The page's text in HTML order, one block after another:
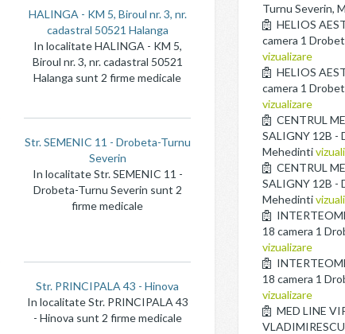
HALINGA - KM 5, Biroul nr. 3, nr.
cadastral 50521 Halanga
In localitate HALINGA - KM 5,
Biroul nr. 3, nr. cadastral 50521
Halanga sunt 2 firme medicale
Str. SEMENIC 11 - Drobeta-Turnu
Severin
In localitate Str. SEMENIC 11 -
Drobeta-Turnu Severin sunt 2
firme medicale
Str. PRINCIPALA 43 - Hinova
In localitate Str. PRINCIPALA 43
- Hinova sunt 2 firme medicale
Turnu Severin,
HELIOS
camera 1
vizualizare
HELIOS
camera 1
vizualizare
CENTRUL
SALIGNY 12B -
Mehedinti
CENTRUL
SALIGNY 12B -
Mehedinti
18 camera 1
vizualizare
18 camera 1
vizualizare
MED LINE